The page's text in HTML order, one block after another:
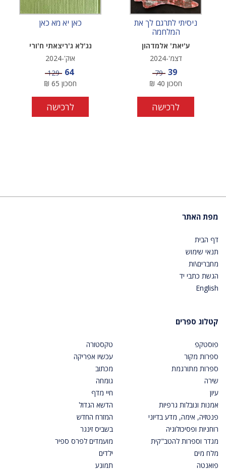
ניסיתי לתרגם לך את
המלחמה
ע'יאת' אלמדהון
דצמ'-2024
מחיר מבצע
39 מחיר
79
חסכון 40
₪
לרכישה
כאן יא מא כאן
נג'לא ג'ריצאתי ח'ורי
אוק'-2024
מחיר מבצע
64 מחיר
129
חסכון 65
₪
לרכישה
מפת האתר
דף הבית
תנאי שימוש
מחברים\ות
הגשת כתבי יד
English
קטלוג ספרים
פוסטקפ
ספרות מקור
ספרות מתורגמת
שירה
עיון
אמנות ונובלות גרפיות
פנטזיה, אימה, מדע בדיוני
רוחניות ופסיכולוגיה
מגדר וספרות להטב"קית
מלח מים
פואנטה
טקסטורה
עכשיו אפריקה
מכתוב
גומחה
חיי מדף
הדשא הגדול
המזרח החדש
בשביס זינגר
מועמדים לפרס ספיר
ילדים
תמונע